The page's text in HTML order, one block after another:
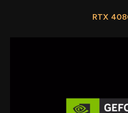
RTX